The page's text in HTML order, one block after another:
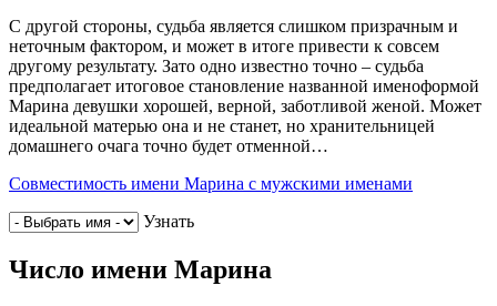
С другой стороны, судьба является слишком призрачным и
неточным фактором, и может в итоге привести к совсем
другому результату. Зато одно известно точно – судьба
предполагает итоговое становление названной именоформой
Марина девушки хорошей, верной, заботливой женой. Может
идеальной матерью она и не станет, но хранительницей
домашнего очага точно будет отменной…
Совместимость имени Марина с мужскими именами
Узнать
Число имени Марина